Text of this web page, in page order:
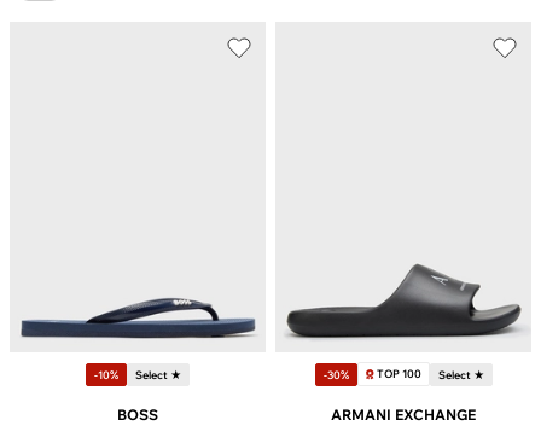
-10% Select ★
BOSS
-30% TOP 100 Select ★
ARMANI EXCHANGE